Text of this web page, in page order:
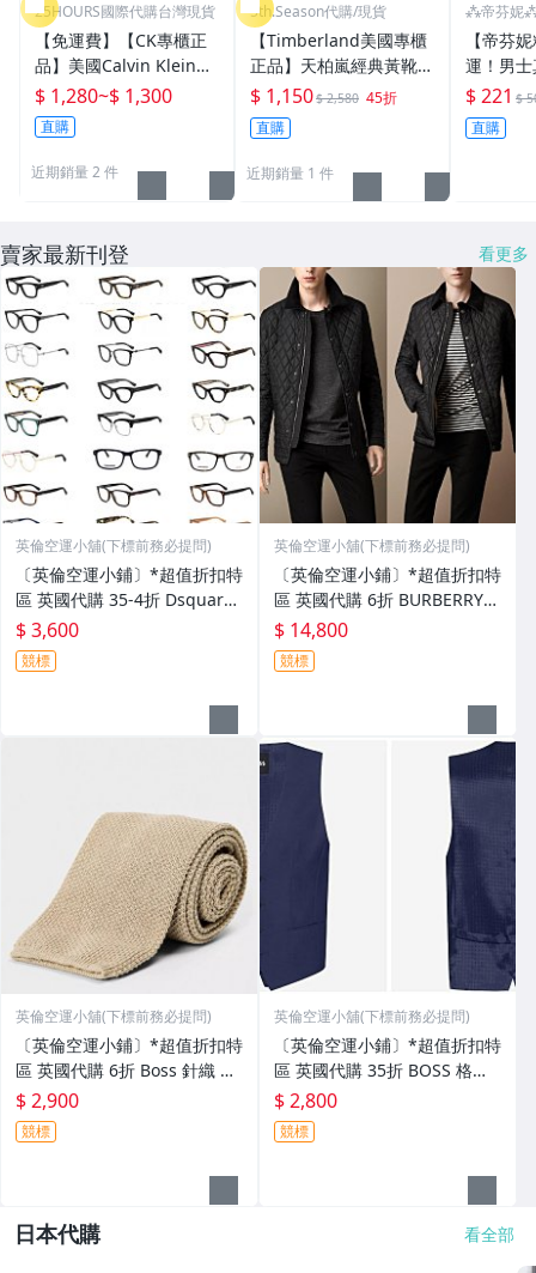
25HOURS國際代購台灣現貨
【免運費】【CK專櫃正
品】美國Calvin Klein零
錢袋短皮夾+鑰匙圈二件
式禮盒組◎附美國專櫃購
買證明
$ 1,280~$ 1,300
直購
近期銷量 2 件
5th.Season代購/現貨
【Timberland美國專櫃
正品】天柏嵐經典黃靴皮
色麂皮零錢袋短夾+鑰匙
圈禮盒組◎可放WAVE感
應卡/悠遊卡/附提袋
$ 1,150$ 2,580 45折
直購
近期銷量 1 件
⁂帝芬妮⁂
【帝芬
運！男
錢夾卡
包 手提
化妝包
$ 221 $
直購
賣家最新刊登 看更多
英倫空運小舖(下標前務必提問)
〔英倫空運小鋪〕*超值折扣特
區 英國代購 35-4折 Dsquare
d2 鏡框 鏡架 中性款 數款
$ 3,600
競標
英倫空運小舖(下標前務必提問)
〔英倫空運小鋪〕*超值折扣特
區 英國代購 6折 BURBERRY
熱門款 菱格紋 外套 夾克 (有檔
期)
$ 14,800
競標
英倫空運小舖(下標前務必提問)
〔英倫空運小鋪〕*超值折扣特
區 英國代購 6折 Boss 針織 領
帶 (有檔期)
$ 2,900
競標
英倫空運小舖(下標前務必提問)
〔英倫空運小鋪〕*超值折扣特
區 英國代購 35折 BOSS 格紋
海軍藍 背心 (有檔期)
$ 2,800
競標
日本代購 看全部